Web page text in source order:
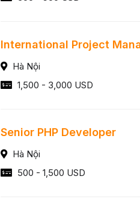
International Project
Hà Nội
1,500 - 3,000 USD
Senior PHP Developer
Hà Nội
500 - 1,500 USD